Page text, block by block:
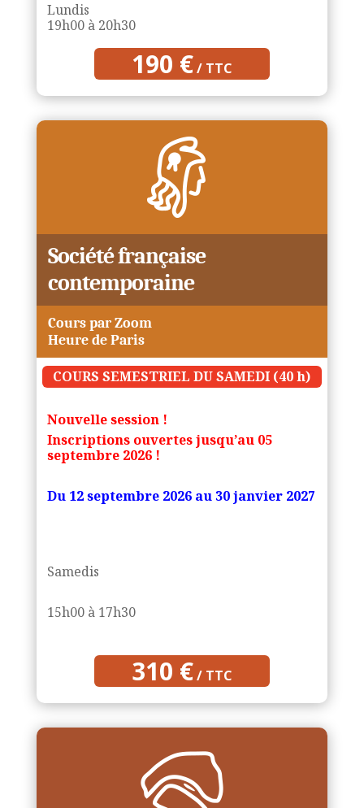
Lundis
19h00 à 20h30
190 €/ TTC
Société française
contemporaine
Cours par Zoom
Heure de Paris
COURS SEMESTRIEL DU SAMEDI (40 h)
Nouvelle session !
Inscriptions ouvertesjusqu’au 05
septembre 2026 !
Du 12 septembre 2026 au 30 janvier 2027
Samedis
15h00 à 17h30
310 €/ TTC